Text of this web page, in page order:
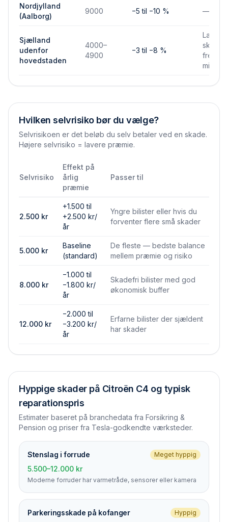
Nordjylland
(Aalborg)
9000 −5 til −10 % —
Sjælland
udenfor
hovedstaden
4000–
4900
−3 til −8 %
Lavere
mindre
Hvilken selvrisiko bør du vælge?
Selvrisikoen er det beløb du selv betaler ved en skade.
Højere selvrisiko = lavere præmie.
Selvrisiko
Effekt på
årlig
præmie
Passer til
2.500 kr
+1.500 til
+2.500 kr/
år
Yngre bilister eller hvis du
forventer flere små skader
5.000 kr
Baseline
(standard)
De fleste — bedste balance
mellem præmie og risiko
8.000 kr
−1.000 til
−1.800 kr/
år
Skadefri bilister med god
økonomisk buffer
12.000 kr
−2.000 til
−3.200 kr/
år
Erfarne bilister der sjældent
har skader
Hyppige skader på Citroën C4 og typisk
reparationspris
Estimater baseret på branchedata fra Forsikring &
Pension og priser fra Tesla-godkendte værksteder.
Stenslag i forrude Meget hyppig
5.500–12.000 kr
Moderne forruder har varmetråde, sensorer eller kamera
Parkerings­skade på kofanger Hyppig